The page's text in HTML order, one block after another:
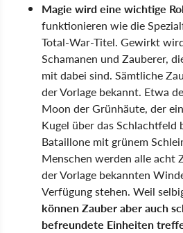
Magie wird eine wichtige
funktionieren wie die
Total-War-Titel. Gewirkt
Schamanen und Zauberer,
mit dabei sind. Sämtliche
der Vorlage bekannt. Etwa
Moon der Grünhäute, der
Kugel über das Schlachtfeld
Bataillone mit grünem
Menschen werden alle acht
der Vorlage bekannten
Verfügung stehen. Weil
könnenZauber aber auch
befreundete Einheiten